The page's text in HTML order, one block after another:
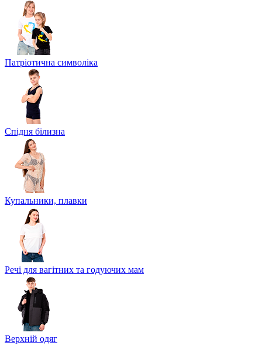
Патріотична символіка
Спідня білизна
Купальники, плавки
Речі для вагітних та годуючих мам
Верхній одяг